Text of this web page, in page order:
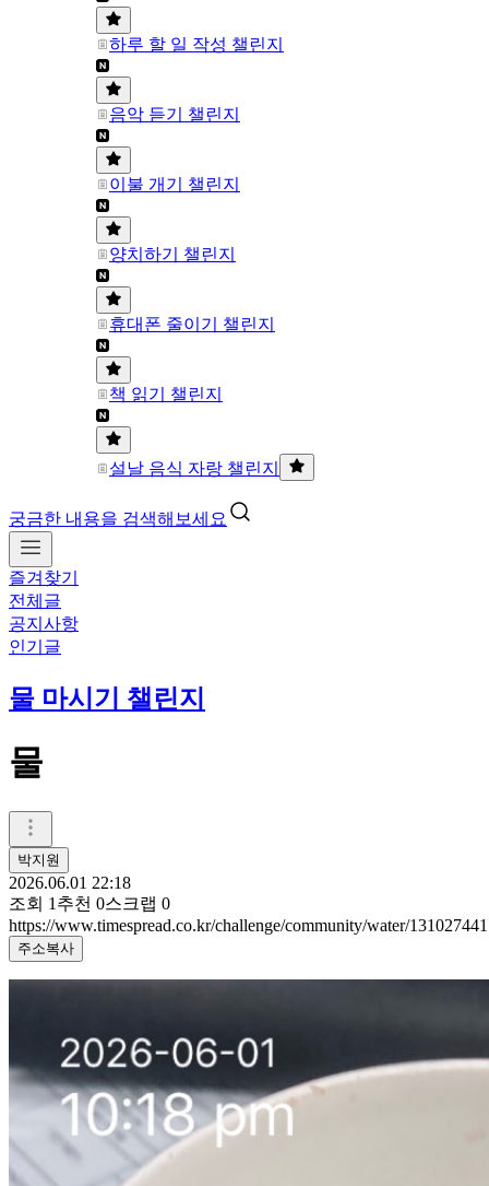
하루 할 일 작성 챌린지
음악 듣기 챌린지
이불 개기 챌린지
양치하기 챌린지
휴대폰 줄이기 챌린지
책 읽기 챌린지
설날 음식 자랑 챌린지
궁금한 내용을 검색해보세요
즐겨찾기
전체글
공지사항
인기글
물 마시기 챌린지
물
박지원
2026.06.01 22:18
조회 1 추천 0스크랩 0
https://www.timespread.co.kr/challenge/community/water/131027441
주소복사